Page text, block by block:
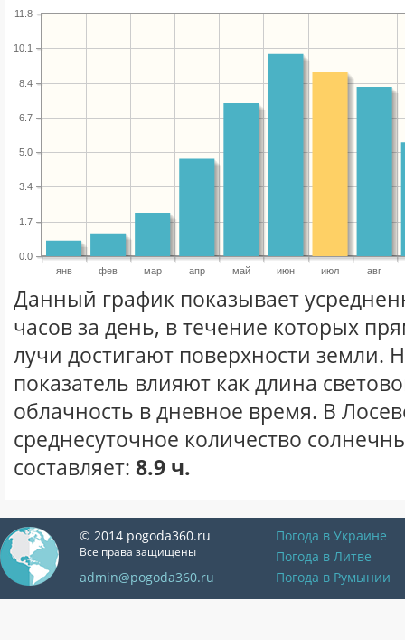
янв фев мар апр май июн июл авг
0.0
1.7
3.4
5.0
6.7
8.4
10.1
11.8
Данный график показывает
часов за день, в течение которых
лучи достигают поверхности земли.
показатель влияют как длина
облачность в дневное время. В
среднесуточное количество
составляет: 8.9 ч.
© 2014 pogoda360.ru
Все права защищены
admin@pogoda360.ru
Погода в Украине
Погода в Литве
Погода в Румынии